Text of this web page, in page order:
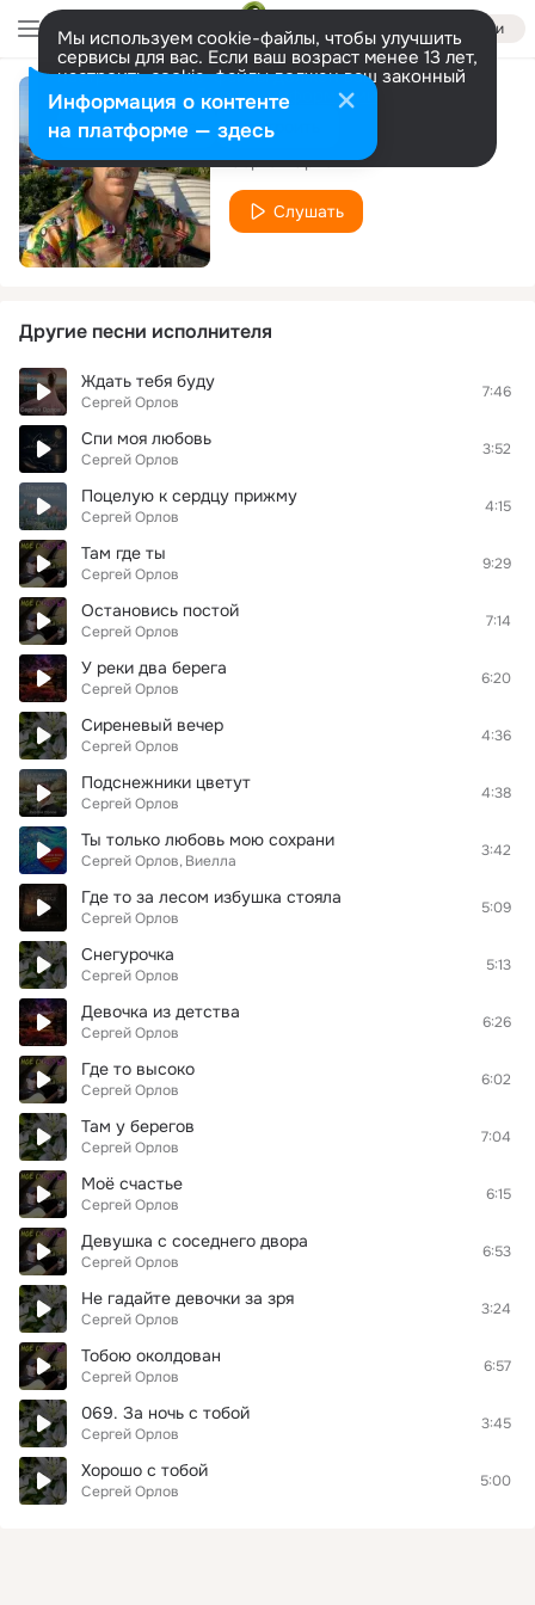
Войти
Мы используем cookie-файлы, чтобы улучшить
сервисы для вас. Если ваш возраст менее 13 лет,
настроить cookie-файлы должен ваш законный
представитель. Больше информации
Разрешить все Настроить
Месяц
Сергей Орлов
Слушать
Другие песни исполнителя
Ждать тебя буду
Сергей Орлов
7:46
Спи моя любовь
Сергей Орлов
3:52
Поцелую к сердцу прижму
Сергей Орлов
4:15
Там где ты
Сергей Орлов
9:29
Остановись постой
Сергей Орлов
7:14
У реки два берега
Сергей Орлов
6:20
Сиреневый вечер
Сергей Орлов
4:36
Подснежники цветут
Сергей Орлов
4:38
Ты только любовь мою сохрани
Сергей Орлов Виелла
3:42
Где то за лесом избушка стояла
Сергей Орлов
5:09
Снегурочка
Сергей Орлов
5:13
Девочка из детства
Сергей Орлов
6:26
Где то высоко
Сергей Орлов
6:02
Там у берегов
Сергей Орлов
7:04
Моё счастье
Сергей Орлов
6:15
Девушка с соседнего двора
Сергей Орлов
6:53
Не гадайте девочки за зря
Сергей Орлов
3:24
Тобою околдован
Сергей Орлов
6:57
069. За ночь с тобой
Сергей Орлов
3:45
Хорошо с тобой
Сергей Орлов
5:00
Информация о контенте
на платформе — здесь